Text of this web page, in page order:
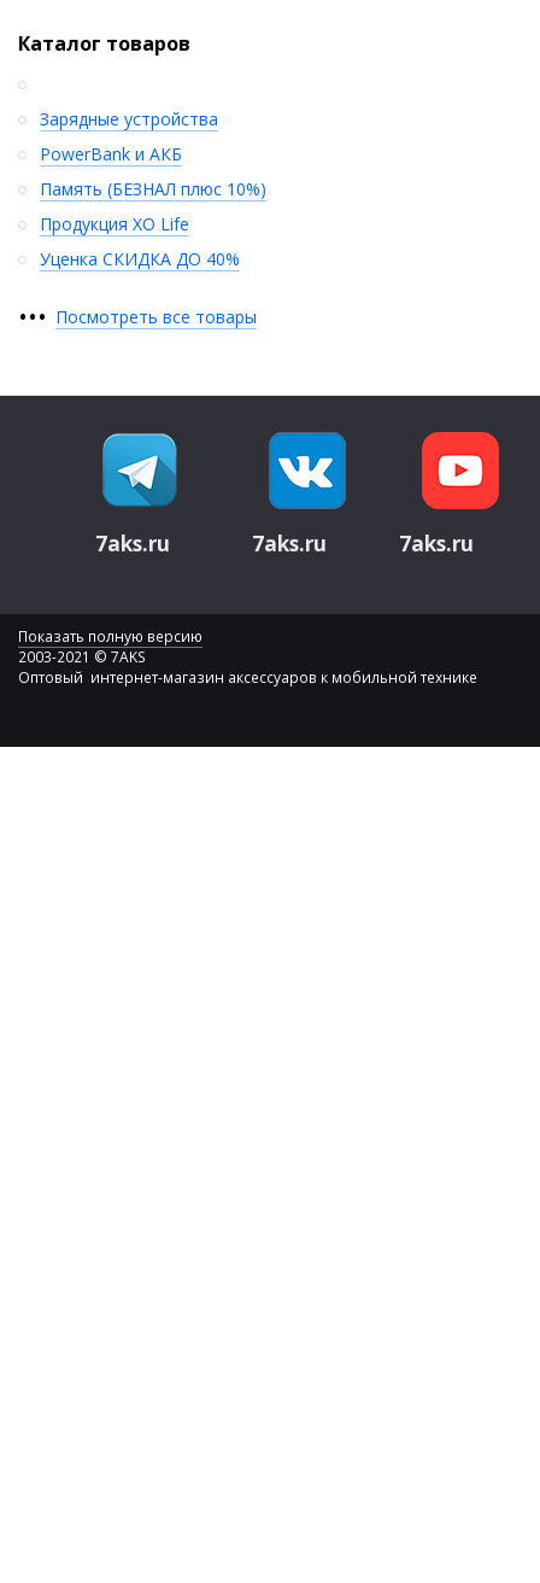
Каталог товаров
Зарядные устройства
PowerBank и АКБ
Память (БЕЗНАЛ плюс 10%)
Продукция XO Life
Уценка СКИДКА ДО 40%
••• Посмотреть все товары
7aks.ru 7aks.ru 7aks.ru
Показать полную версию
2003-2021 © 7AKS
Оптовый интернет-магазин аксессуаров к мобильной технике